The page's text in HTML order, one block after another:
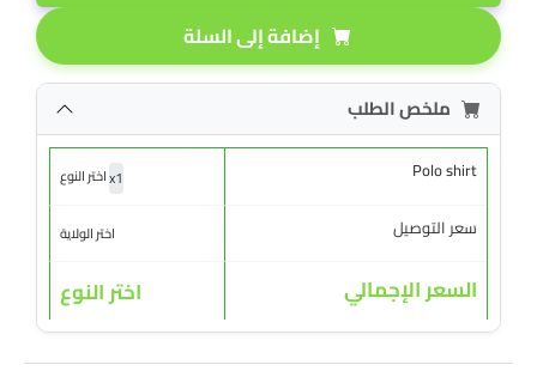
إضافة إلى السلة
ملخص الطلب
Polo shirt
x1 اختر النوع
سعر التوصيل اختر الولاية
السعر الإجمالي اختر النوع